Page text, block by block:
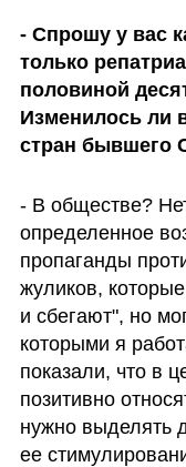
- Спрошу у вас
только
половиной
Изменилось ли
стран бывшего
- В обществе?
определенное
пропаганды
жуликов,
и сбегают", но
которыми я
показали, что в
позитивно
нужно выделять
ее